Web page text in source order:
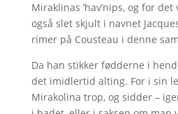
Miraklinas ’hav’nips, og for
også slet skjult i navnet
rimer på Cousteau i denne
Da han stikker fødderne i
det imidlertid alting. For i sin
Mirakolina trop, og sidder –